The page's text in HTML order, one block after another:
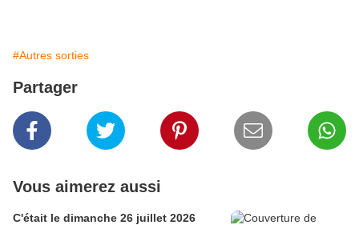
#Autres sorties
Partager
Vous aimerez aussi
C'était le dimanche 26 juillet 2026